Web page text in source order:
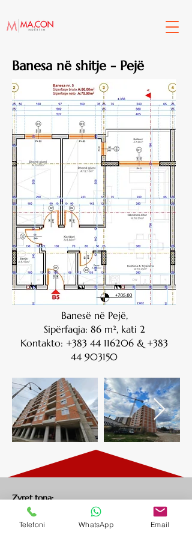
Banesa në shitje - Pejë
Banesë në Pejë,
Sipërfaqja: 86 m², kati 2
Kontakto: +383 44 116206 & +383
44 903150
Zyret tona:
Rr."2 Korriku", nr.44 Istog -RKS -Administrata kryesore
Rr. "Selman Kadria", Cerrcë-Istog -
Gurëthyesi
Telefoni WhatsApp Email